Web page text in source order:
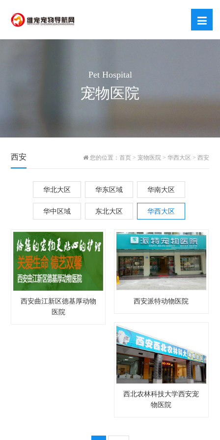
Pet Hospital
宠物医院
西安 您的位置： 首页> 宠物医院 > 华西大区 > 西安
华北大区 华东区域 华南大区
华中区域 东北大区 华西大区
西安曲江新区德基厚动物
医院
西安派特动物医院
西北农林科技大学西安宠
物医院